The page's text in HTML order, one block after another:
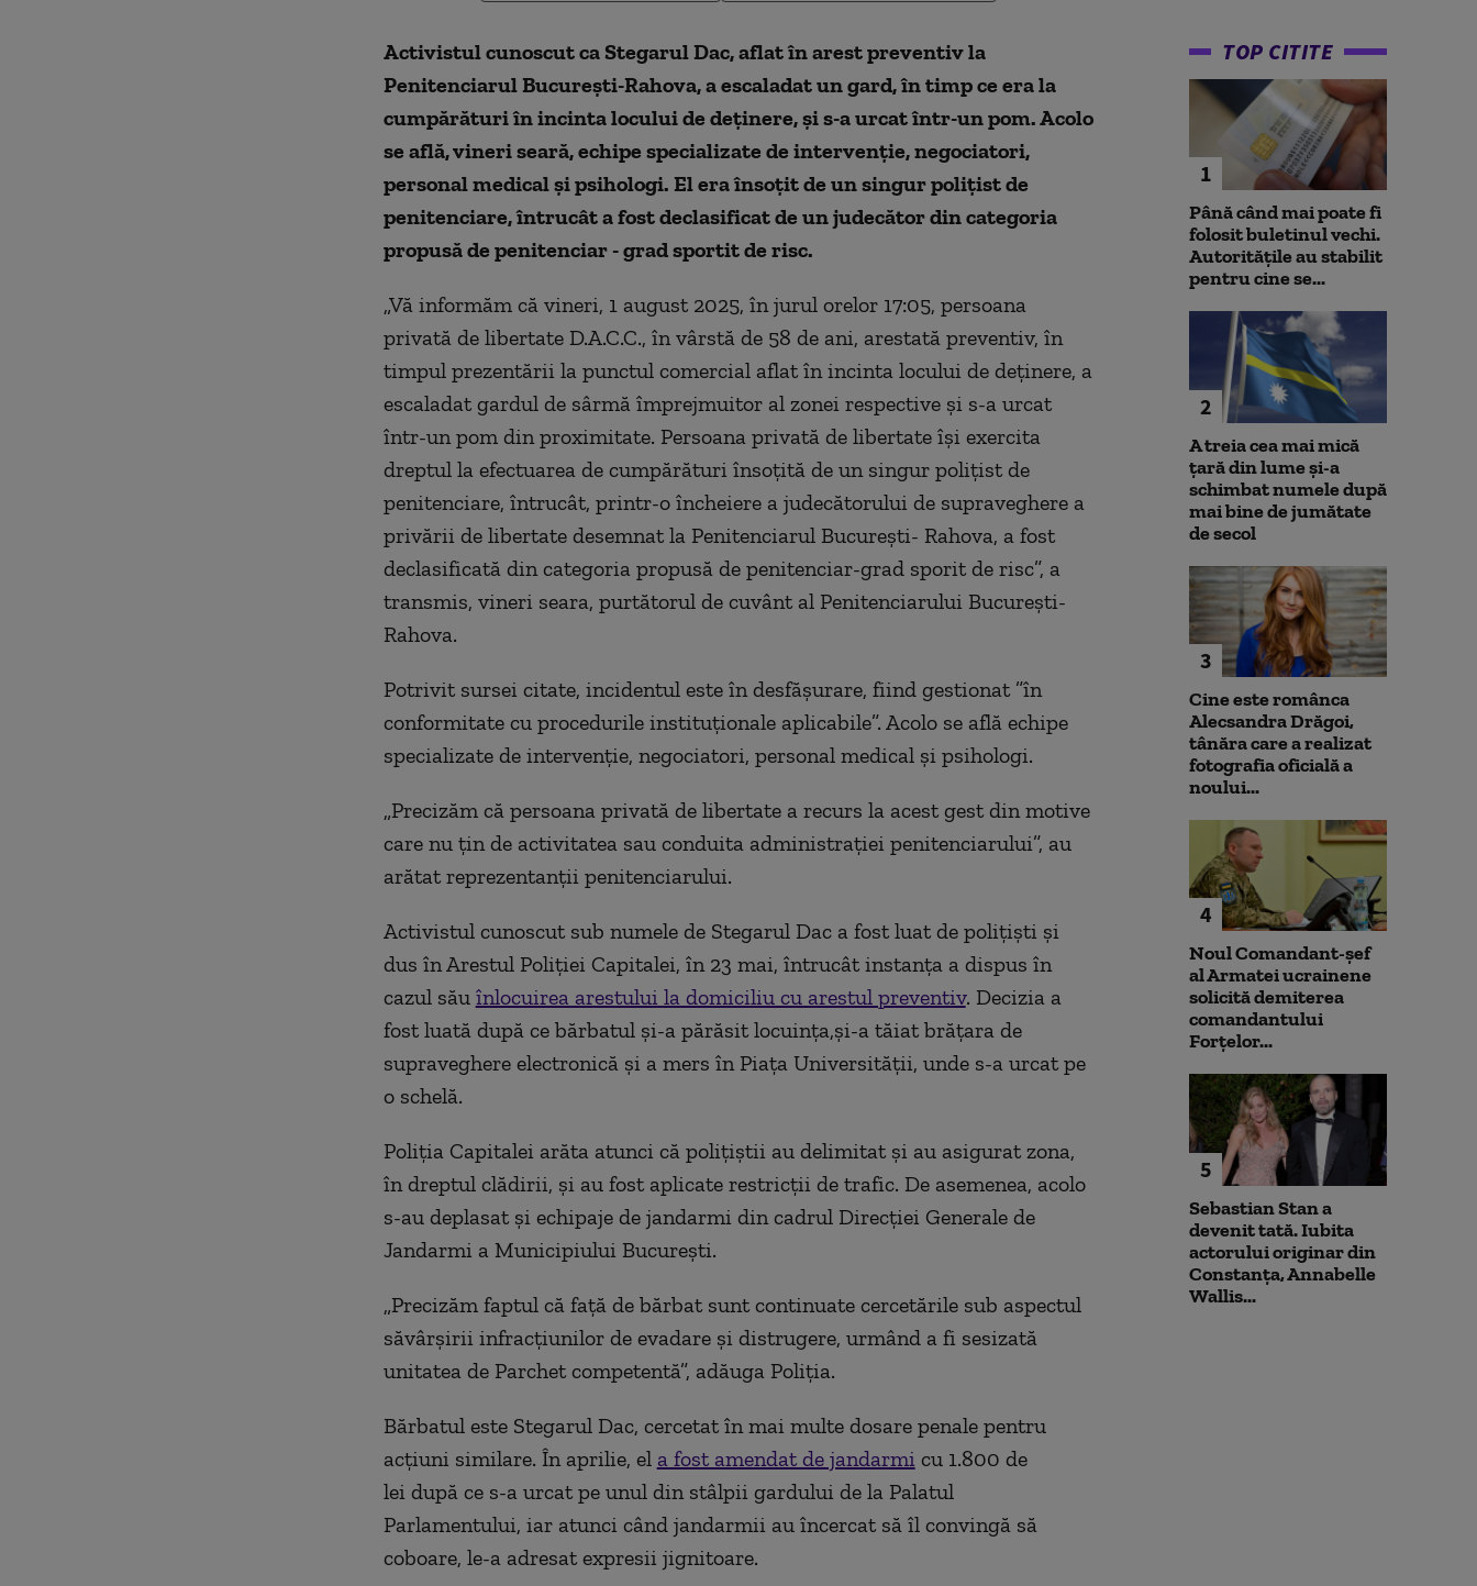
Activistul cunoscut ca Stegarul Dac, aflat în arest preventiv la
Penitenciarul Bucureşti-Rahova, a escaladat un gard, în timp ce era la
cumpărături în incinta locului de deţinere, şi s-a urcat într-un pom. Acolo
se află, vineri seară, echipe specializate de intervenţie, negociatori,
personal medical şi psihologi. El era însoţit de un singur poliţist de
penitenciare, întrucât a fost declasificat de un judecător din categoria
propusă de penitenciar - grad sportit de risc.
„Vă informăm că vineri, 1 august 2025, în jurul orelor 17:05, persoana
privată de libertate D.A.C.C., în vârstă de 58 de ani, arestată preventiv, în
timpul prezentării la punctul comercial aflat în incinta locului de deţinere, a
escaladat gardul de sârmă împrejmuitor al zonei respective şi s-a urcat
într-un pom din proximitate. Persoana privată de libertate îşi exercita
dreptul la efectuarea de cumpărături însoţită de un singur poliţist de
penitenciare, întrucât, printr-o încheiere a judecătorului de supraveghere a
privării de libertate desemnat la Penitenciarul Bucureşti- Rahova, a fost
declasificată din categoria propusă de penitenciar-grad sporit de risc”, a
transmis, vineri seara, purtătorul de cuvânt al Penitenciarului Bucureşti-
Rahova.
Potrivit sursei citate, incidentul este în desfăşurare, fiind gestionat ”în
conformitate cu procedurile instituţionale aplicabile”. Acolo se află echipe
specializate de intervenţie, negociatori, personal medical şi psihologi.
„Precizăm că persoana privată de libertate a recurs la acest gest din motive
care nu ţin de activitatea sau conduita administraţiei penitenciarului”, au
arătat reprezentanţii penitenciarului.
Activistul cunoscut sub numele de Stegarul Dac a fost luat de poliţişti şi
dus în Arestul Poliţiei Capitalei, în 23 mai, întrucât instanţa a dispus în
cazul său înlocuirea arestului la domiciliu cu arestul preventiv. Decizia a
fost luată după ce bărbatul şi-a părăsit locuinţa,şi-a tăiat brăţara de
supraveghere electronică şi a mers în Piaţa Universităţii, unde s-a urcat pe
o schelă.
Poliţia Capitalei arăta atunci că poliţiştii au delimitat şi au asigurat zona,
în dreptul clădirii, şi au fost aplicate restricţii de trafic. De asemenea, acolo
s-au deplasat şi echipaje de jandarmi din cadrul Direcţiei Generale de
Jandarmi a Municipiului Bucureşti.
„Precizăm faptul că faţă de bărbat sunt continuate cercetările sub aspectul
săvârşirii infracţiunilor de evadare şi distrugere, urmând a fi sesizată
unitatea de Parchet competentă”, adăuga Poliţia.
Bărbatul este Stegarul Dac, cercetat în mai multe dosare penale pentru
acţiuni similare. În aprilie, el a fost amendat de jandarmicu 1.800 de
lei după ce s-a urcat pe unul din stâlpii gardului de la Palatul
Parlamentului, iar atunci când jandarmii au încercat să îl convingă să
coboare, le-a adresat expresii jignitoare.
TOP CITITE
1
Până când mai poate fi
folosit buletinul vechi.
Autoritățile au stabilit
pentru cine se...
2
A treia cea mai mică
țară din lume și-a
schimbat numele după
mai bine de jumătate
de secol
3
Cine este românca
Alecsandra Drăgoi,
tânăra care a realizat
fotografia oficială a
noului...
4
Noul Comandant-șef
al Armatei ucrainene
solicită demiterea
comandantului
Forțelor...
5
Sebastian Stan a
devenit tată. Iubita
actorului originar din
Constanța, Annabelle
Wallis...